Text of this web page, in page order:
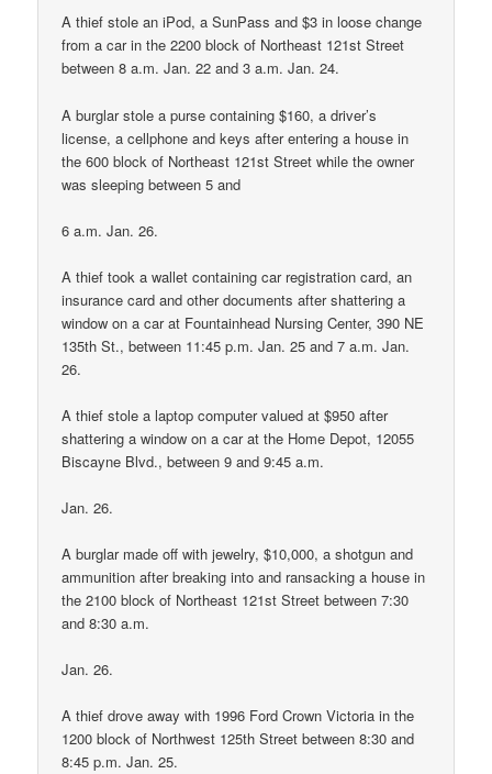
A thief stole an iPod, a SunPass and $3 in loose change
from a car in the 2200 block of Northeast 121st Street
between 8 a.m. Jan. 22 and 3 a.m. Jan. 24.
A burglar stole a purse containing $160, a driver’s
license, a cellphone and keys after entering a house in
the 600 block of Northeast 121st Street while the owner
was sleeping between 5 and
6 a.m. Jan. 26.
A thief took a wallet containing car registration card, an
insurance card and other documents after shattering a
window on a car at Fountainhead Nursing Center, 390 NE
135th St., between 11:45 p.m. Jan. 25 and 7 a.m. Jan.
26.
A thief stole a laptop computer valued at $950 after
shattering a window on a car at the Home Depot, 12055
Biscayne Blvd., between 9 and 9:45 a.m.
Jan. 26.
A burglar made off with jewelry, $10,000, a shotgun and
ammunition after breaking into and ransacking a house in
the 2100 block of Northeast 121st Street between 7:30
and 8:30 a.m.
Jan. 26.
A thief drove away with 1996 Ford Crown Victoria in the
1200 block of Northwest 125th Street between 8:30 and
8:45 p.m. Jan. 25.